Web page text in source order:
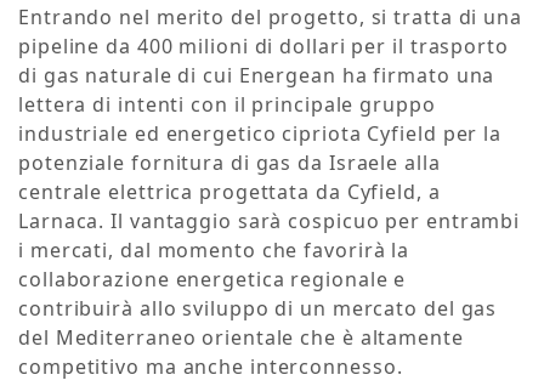
Entrando nel merito del progetto, si tratta di una
pipeline da 400 milioni di dollari per il trasporto
di gas naturale di cui Energean ha firmato una
lettera di intenti con il principale gruppo
industriale ed energetico cipriota Cyfield per la
potenziale fornitura di gas da Israele alla
centrale elettrica progettata da Cyfield, a
Larnaca. Il vantaggio sarà cospicuo per entrambi
i mercati, dal momento che favorirà la
collaborazione energetica regionale e
contribuirà allo sviluppo di un mercato del gas
del Mediterraneo orientale che è altamente
competitivo ma anche interconnesso.